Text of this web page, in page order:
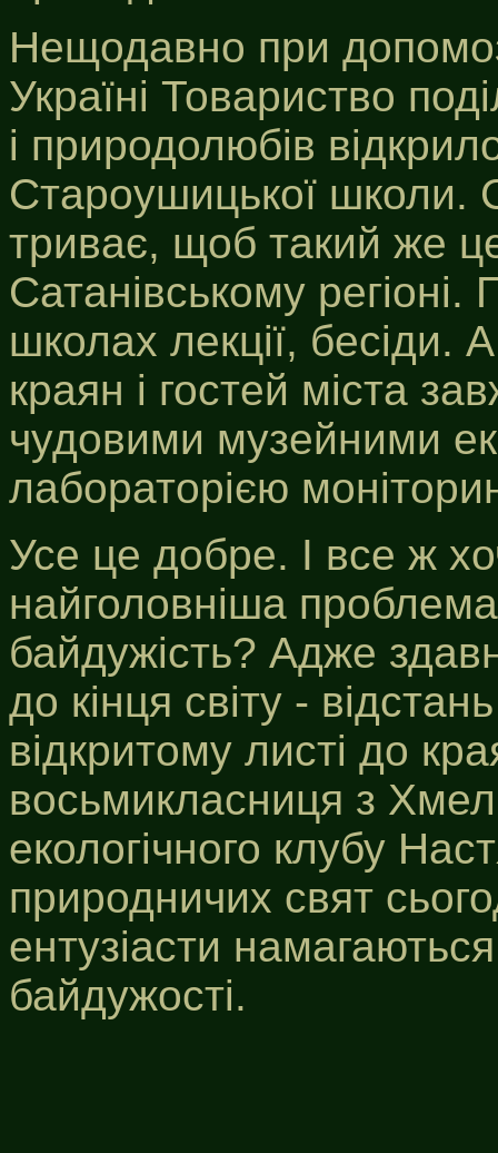
Нещодавно при
Україні Товариство
і природолюбів
Староушицької школи.
триває, щоб такий же
Сатанівському
школах лекції, бесіди.
краян і гостей міста
чудовими музейними
лабораторією
Усе це добре. І все ж
найголовніша
байдужість? Адже
до кінця світу -
відкритому листі до
восьмикласниця з
екологічного клубу
природничих свят
ентузіасти
байдужості.